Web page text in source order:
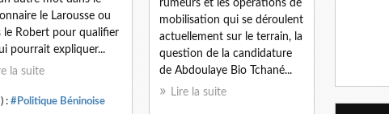
le Larousse ou
le Robert pour qualifier
pourrait expliquer...
la suite
: #Politique Béninoise
rumeurs et les opérations de
mobilisation qui se déroulent
actuellement sur le terrain, la
question de la candidature
de Abdoulaye Bio Tchané...
Lire la suite